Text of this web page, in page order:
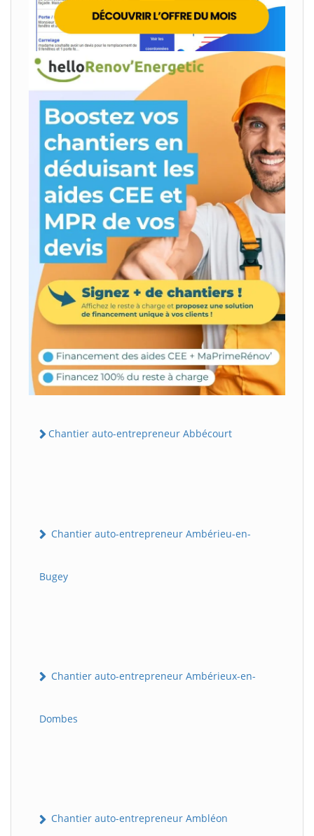
Chantier auto-entrepreneur Abbécourt
Chantier auto-entrepreneur Ambérieu-en-
Bugey
Chantier auto-entrepreneur Ambérieux-en-
Dombes
Chantier auto-entrepreneur Ambléon